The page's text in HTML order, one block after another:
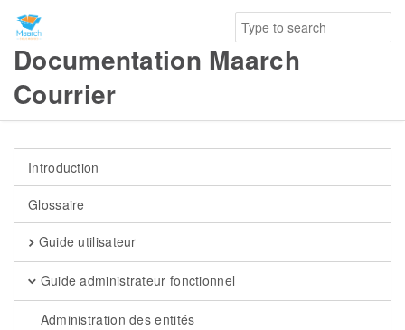
Documentation Maarch
Courrier
Introduction
Glossaire
Guide utilisateur
Guide administrateur fonctionnel
Administration des entités